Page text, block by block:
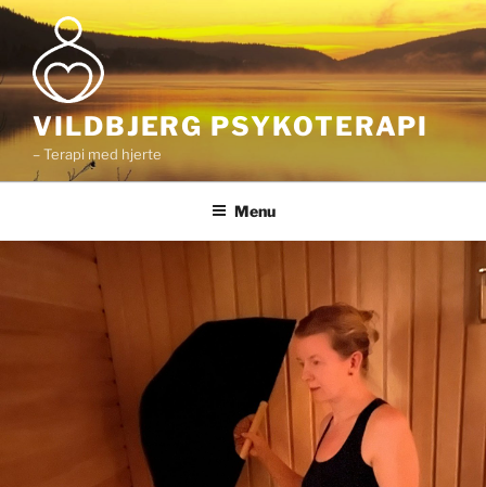
Videre
indhold
VILDBJERG PSYKOTERAPI
– Terapi med hjerte
Menu